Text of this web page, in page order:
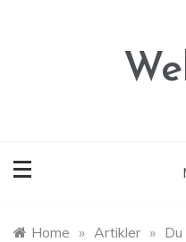
Home » Artikler »